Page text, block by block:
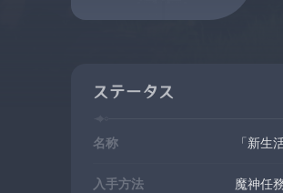
ステータス
名称 「新生
入手方法 魔神任